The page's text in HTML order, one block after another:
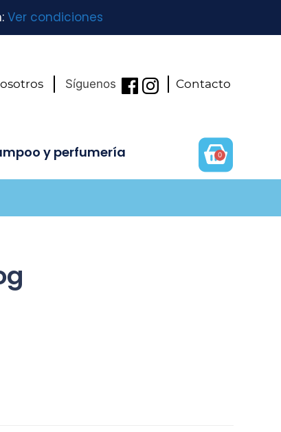
Ver condiciones
Síguenos Contacto
y perfumería 0